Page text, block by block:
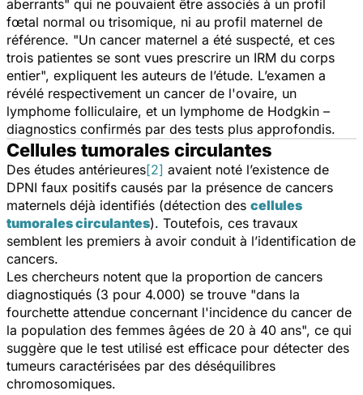
aberrants" qui ne pouvaient être associés à un profil
fœtal normal ou trisomique, ni au profil maternel de
référence. "Un cancer maternel a été suspecté, et ces
trois patientes se sont vues prescrire un IRM du corps
entier", expliquent les auteurs de l’étude. L’examen a
révélé respectivement un cancer de l'ovaire, un
lymphome folliculaire, et un lymphome de Hodgkin –
diagnostics confirmés par des tests plus approfondis.
Cellules tumorales circulantes
Des études antérieures[2] avaient noté l’existence de
DPNI faux positifs causés par la présence de cancers
maternels déjà identifiés (détection des cellules
tumorales circulantes). Toutefois, ces travaux
semblent les premiers à avoir conduit à l’identification de
cancers.
Les chercheurs notent que la proportion de cancers
diagnostiqués (3 pour 4.000) se trouve "dans la
fourchette attendue concernant l'incidence du cancer de
la population des femmes âgées de 20 à 40 ans", ce qui
suggère que le test utilisé est efficace pour détecter des
tumeurs caractérisées par des déséquilibres
chromosomiques.